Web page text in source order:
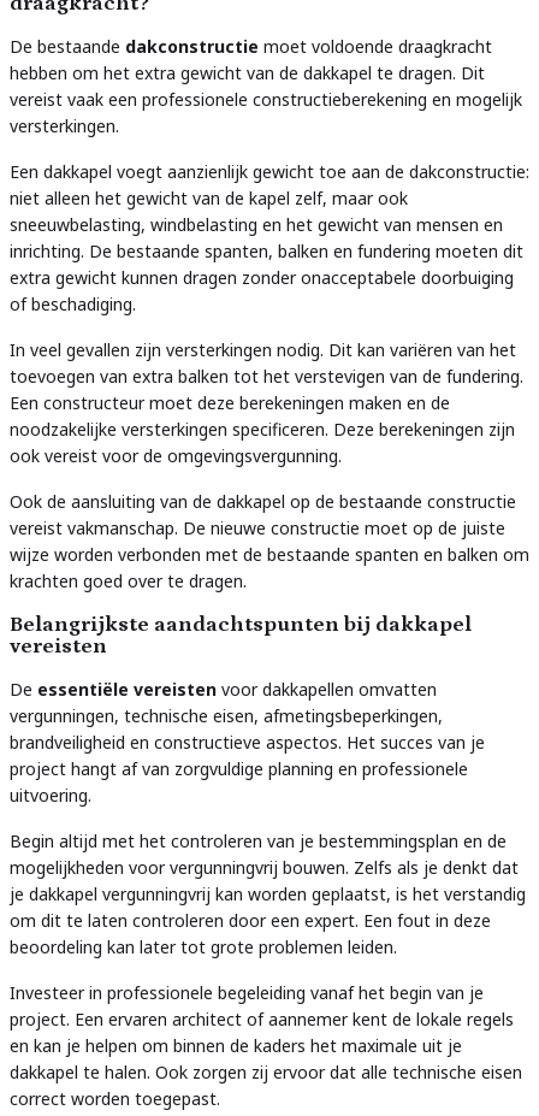
De bestaande dakconstructie moet voldoende draagkracht
hebben om het extra gewicht van de dakkapel te dragen. Dit
vereist vaak een professionele constructieberekening en mogelijk
versterkingen.
Een dakkapel voegt aanzienlijk gewicht toe aan de dakconstructie:
niet alleen het gewicht van de kapel zelf, maar ook
sneeuwbelasting, windbelasting en het gewicht van mensen en
inrichting. De bestaande spanten, balken en fundering moeten dit
extra gewicht kunnen dragen zonder onacceptabele doorbuiging
of beschadiging.
In veel gevallen zijn versterkingen nodig. Dit kan variëren van het
toevoegen van extra balken tot het verstevigen van de fundering.
Een constructeur moet deze berekeningen maken en de
noodzakelijke versterkingen specificeren. Deze berekeningen zijn
ook vereist voor de omgevingsvergunning.
Ook de aansluiting van de dakkapel op de bestaande constructie
vereist vakmanschap. De nieuwe constructie moet op de juiste
wijze worden verbonden met de bestaande spanten en balken om
krachten goed over te dragen.
Belangrijkste aandachtspunten bij dakkapel
vereisten
De essentiële vereisten voor dakkapellen omvatten
vergunningen, technische eisen, afmetingsbeperkingen,
brandveiligheid en constructieve aspectos. Het succes van je
project hangt af van zorgvuldige planning en professionele
uitvoering.
Begin altijd met het controleren van je bestemmingsplan en de
mogelijkheden voor vergunningvrij bouwen. Zelfs als je denkt dat
je dakkapel vergunningvrij kan worden geplaatst, is het verstandig
om dit te laten controleren door een expert. Een fout in deze
beoordeling kan later tot grote problemen leiden.
Investeer in professionele begeleiding vanaf het begin van je
project. Een ervaren architect of aannemer kent de lokale regels
en kan je helpen om binnen de kaders het maximale uit je
dakkapel te halen. Ook zorgen zij ervoor dat alle technische eisen
correct worden toegepast.